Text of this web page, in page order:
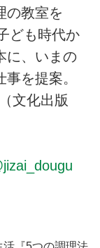
の教室を
ども時代か
に、いまの
を提案。
文化出版